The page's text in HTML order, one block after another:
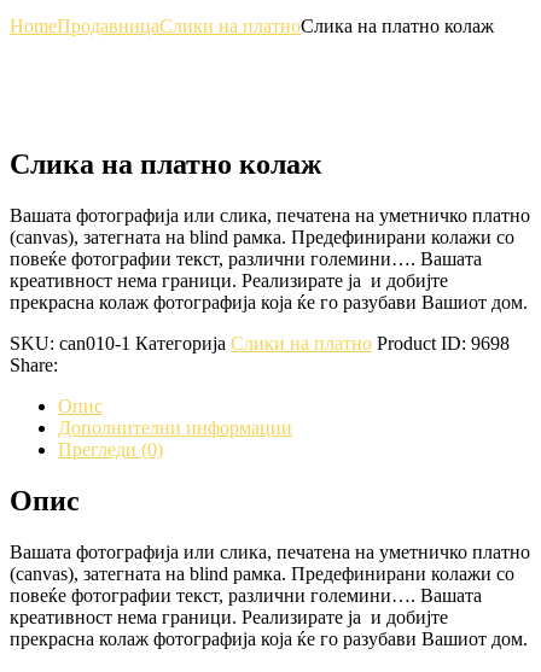
HomeПродавницаСлики на платноСлика на платно колаж
Слика на платно колаж
Вашата фотографија или слика, печатена на уметничко платно
(canvas), затегната на blind рамка. Предефинирани колажи со
повеќе фотографии текст, различни големини…. Вашата
креативност нема граници. Реализирате ја и добијте
прекрасна колаж фотографија која ќе го разубави Вашиот дом.
SKU: can010-1 Категорија Слики на платно Product ID: 9698
Share:
Опис
Дополнителни информации
Прегледи (0)
Опис
Вашата фотографија или слика, печатена на уметничко платно
(canvas), затегната на blind рамка. Предефинирани колажи со
повеќе фотографии текст, различни големини…. Вашата
креативност нема граници. Реализирате ја и добијте
прекрасна колаж фотографија која ќе го разубави Вашиот дом.